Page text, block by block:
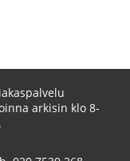
arkisin klo 8-